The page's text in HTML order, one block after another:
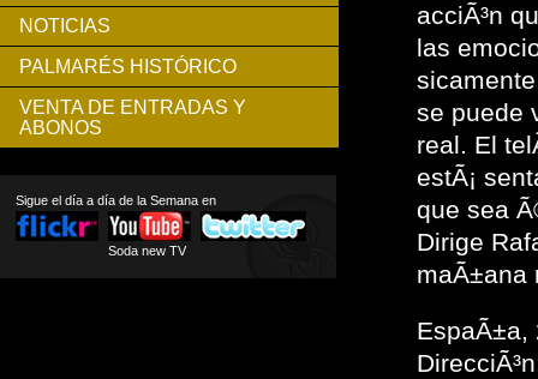
NOTICIAS
PALMARÉS HISTÓRICO
VENTA DE ENTRADAS Y
ABONOS
Sigue el día a día de la Semana en
Soda new TV
acciÃ³n
las
se puede
real. El
estÃ¡
que sea
Dirige
maÃ±ana
EspaÃ±a,